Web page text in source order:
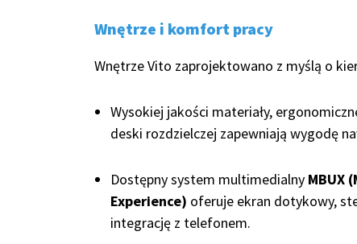
Wnętrze i komfort pracy
Wnętrze Vito zaprojektowano z myślą o
Wysokiej jakości materiały,
deski rozdzielczej zapewniają wygodę
Dostępny system multimedialny MBUX
Experience) oferuje ekran dotykowy,
integrację z telefonem.